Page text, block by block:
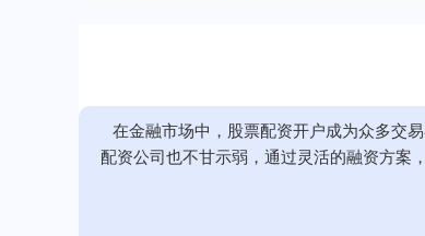
在金融市场中，股票配资开户成为众多交
配资公司也不甘示弱，通过灵活的融资方案